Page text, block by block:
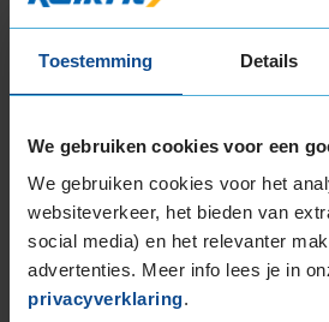
Toestemming Details
We gebruiken cookies voor een
We gebruiken cookies voor het
websiteverkeer, het bieden van
social media) en het relevanter
advertenties. Meer info lees je in
privacyverklaring.
225/55R17 101V EXTRALOAD
225/65R17 106V EXTRALOAD
235/45R17 97V EXTRALOAD
235/50R17 100V EXTRALOAD
235/55R17 103V EXTRALOAD